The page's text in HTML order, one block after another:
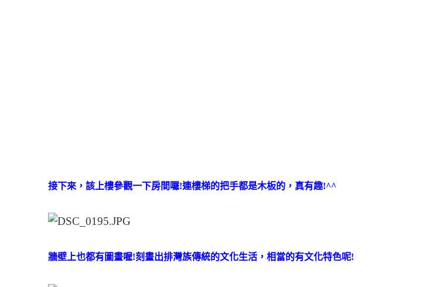
接下來，該上樓參觀一下房間囉!連樓梯的把手都是木板的，真有趣!^^
牆壁上也都有圖畫喔!刻畫出排灣族傳統的文化生活，相當的有文化特色呢!